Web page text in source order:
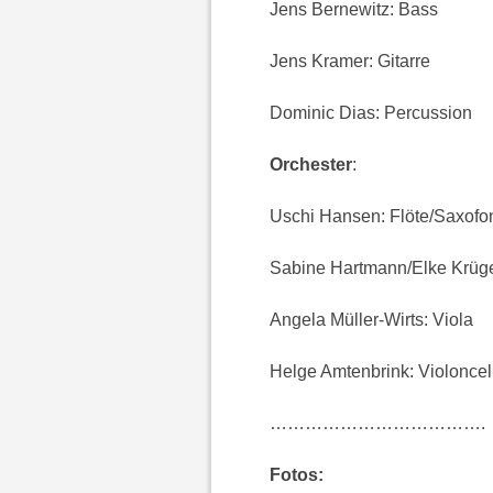
Jens Bernewitz: Bass
Jens Kramer: Gitarre
Dominic Dias: Percussion
Orchester:
Uschi Hansen: Flöte/
Sabine Hartmann/Elke
Angela Müller-Wirts: Viola
Helge Amtenbrink:
……………………………….
Fotos: